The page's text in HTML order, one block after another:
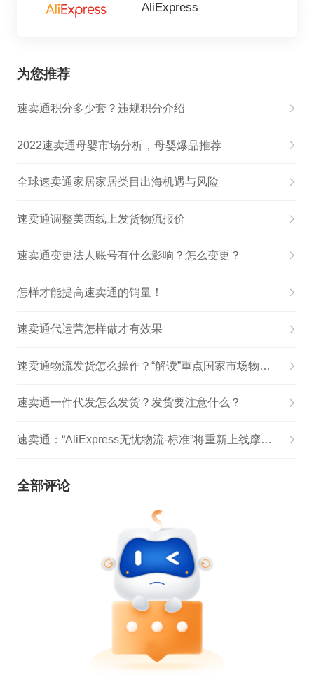
AliExpress
为您推荐
速卖通积分多少套？违规积分介绍
2022速卖通母婴市场分析，母婴爆品推荐
全球速卖通家居家居类目出海机遇与风险
速卖通调整美西线上发货物流报价
速卖通变更法人账号有什么影响？怎么变更？
怎样才能提高速卖通的销量！
速卖通代运营怎样做才有效果
速卖通物流发货怎么操作？“解读”重点国家市场物流状况
速卖通一件代发怎么发货？发货要注意什么？
速卖通：“AliExpress无忧物流-标准”将重新上线摩尔多瓦线路
全部评论